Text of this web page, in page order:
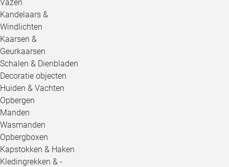
Vazen
Kandelaars &
Windlichten
Kaarsen &
Geurkaarsen
Schalen & Dienbladen
Decoratie objecten
Huiden & Vachten
Opbergen
Manden
Wasmanden
Opbergboxen
Kapstokken & Haken
Kledingrekken & -